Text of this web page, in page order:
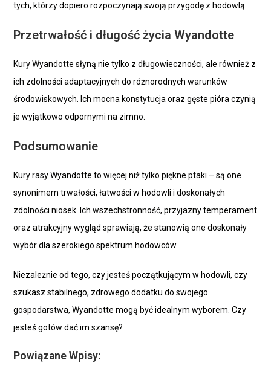
tych, którzy dopiero rozpoczynają swoją przygodę z hodowlą.
Przetrwałość i długość życia Wyandotte
Kury Wyandotte słyną nie tylko z długowieczności, ale również z
ich zdolności adaptacyjnych do różnorodnych warunków
środowiskowych. Ich mocna konstytucja oraz gęste pióra czynią
je wyjątkowo odpornymi na zimno.
Podsumowanie
Kury rasy Wyandotte to więcej niż tylko piękne ptaki – są one
synonimem trwałości, łatwości w hodowli i doskonałych
zdolności niosek. Ich wszechstronność, przyjazny temperament
oraz atrakcyjny wygląd sprawiają, że stanowią one doskonały
wybór dla szerokiego spektrum hodowców.
Niezależnie od tego, czy jesteś początkującym w hodowli, czy
szukasz stabilnego, zdrowego dodatku do swojego
gospodarstwa, Wyandotte mogą być idealnym wyborem. Czy
jesteś gotów dać im szansę?
Powiązane Wpisy: